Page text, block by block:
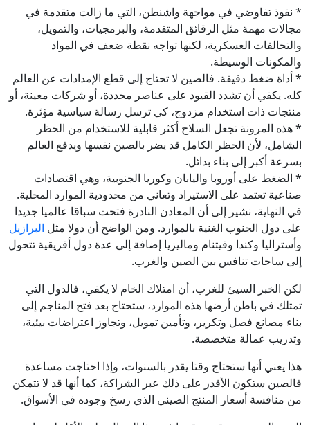
* نفوذ تفاوضي في مواجهة واشنطن، التي ما زالت متقدمة في
مجالات مهمة مثل الرقائق المتقدمة، والبرمجيات، والتمويل،
والتحالفات العسكرية، لكنها تواجه نقطة ضعف في المواد
والمكونات الوسيطة.
* أداة ضغط دقيقة. فالصين لا تحتاج إلى قطع الإمدادات عن العالم
كله. يكفي أن تشدد القيود على عناصر محددة، أو شركات معينة، أو
منتجات ذات استخدام مزدوج، كي ترسل رسالة سياسية مؤثرة.
* هذه المرونة تجعل السلاح أكثر قابلية للاستخدام من الحظر
الشامل، لأن الحظر الكامل قد يضر بالصين نفسها ويدفع العالم
بسرعة أكبر إلى بناء بدائل.
* الضغط على أوروبا واليابان وكوريا الجنوبية، وهي اقتصادات
صناعية تعتمد على الاستيراد وتعاني من محدودية الموارد المحلية.
في النهاية، نشير إلى أن المعادن النادرة فتحت سباقا عالميا جديدا
على دول الجنوب الغنية بالموارد. ومن الواضح أن دولا مثل البرازيل
وأستراليا وكندا وفيتنام وماليزيا إضافة إلى عدة دول أفريقية تتحول
إلى ساحات تنافس بين الصين والغرب.
لكن الخبر السيئ للغرب، أن امتلاك الخام لا يكفي، فالدول التي
تمتلك في باطن أرضها هذه الموارد، ستحتاج بعد فتح المناجم إلى
بناء مصانع فصل وتكرير، وتأمين تمويل، وتجاوز اعتراضات بيئية،
وتدريب عمالة متخصصة.
هذا يعني أنها ستحتاج وقتا يقدر بالسنوات، وإذا احتاجت مساعدة
فالصين ستكون الأقدر على ذلك عبر الشراكة، كما أنها قد لا تتمكن
من منافسة أسعار المنتج الصيني الذي رسخ وجوده في الأسواق.